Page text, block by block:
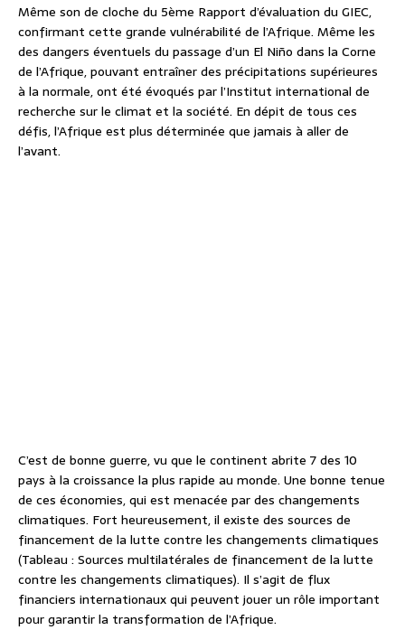
Même son de cloche du 5ème Rapport d’évaluation du GIEC,
confirmant cette grande vulnérabilité de l’Afrique. Même les
des dangers éventuels du passage d’un El Niño dans la Corne
de l’Afrique, pouvant entraîner des précipitations supérieures
à la normale, ont été évoqués par l’Institut international de
recherche sur le climat et la société. En dépit de tous ces
défis, l’Afrique est plus déterminée que jamais à aller de
l’avant.
C’est de bonne guerre, vu que le continent abrite 7 des 10
pays à la croissance la plus rapide au monde. Une bonne tenue
de ces économies, qui est menacée par des changements
climatiques. Fort heureusement, il existe des sources de
financement de la lutte contre les changements climatiques
(Tableau : Sources multilatérales de financement de la lutte
contre les changements climatiques). Il s’agit de flux
financiers internationaux qui peuvent jouer un rôle important
pour garantir la transformation de l’Afrique.